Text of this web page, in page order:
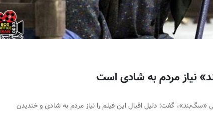
نیاز مردم به شادی است
«سگ‌بند»، گفت: دلیل اقبال این فیلم را نیاز مردم به شادی و خندیدن